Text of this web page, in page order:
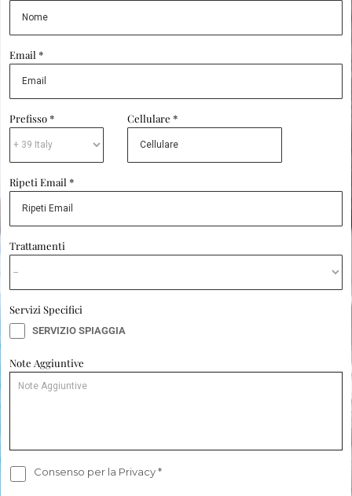
Email *
Prefisso * Cellulare *
Ripeti Email *
Trattamenti
Servizi Specifici
SERVIZIO SPIAGGIA
Note Aggiuntive
Consenso per la Privacy*